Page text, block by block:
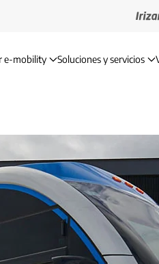
e-mobility Soluciones y servicios